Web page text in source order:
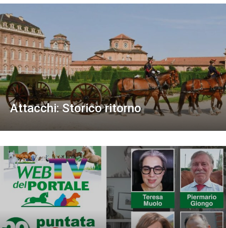
Attacchi: Storico ritorno